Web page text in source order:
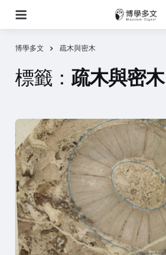
博學多文 疏木與密木
標籤： 疏木與密木